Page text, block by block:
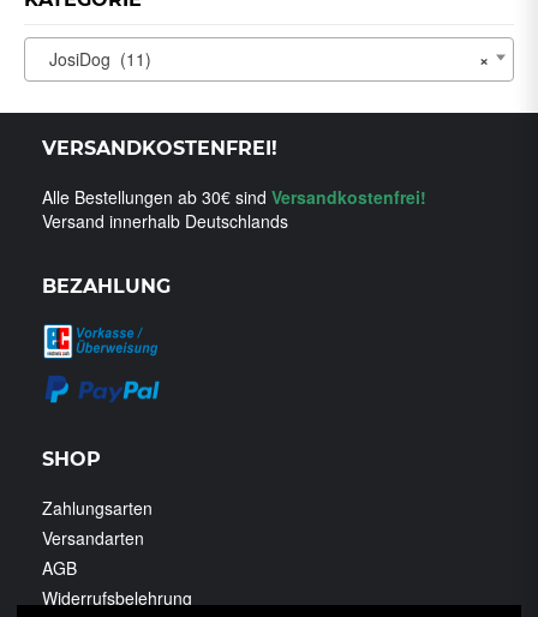
×
JosiDog (11)
VERSANDKOSTENFREI!
Alle Bestellungen ab 30€ sind Versandkostenfrei!
Versand innerhalb Deutschlands
BEZAHLUNG
SHOP
Zahlungsarten
Versandarten
AGB
Widerrufsbelehrung